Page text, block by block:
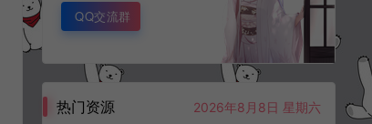
QQ交流群
热门资源 2026年8月8日 星期六